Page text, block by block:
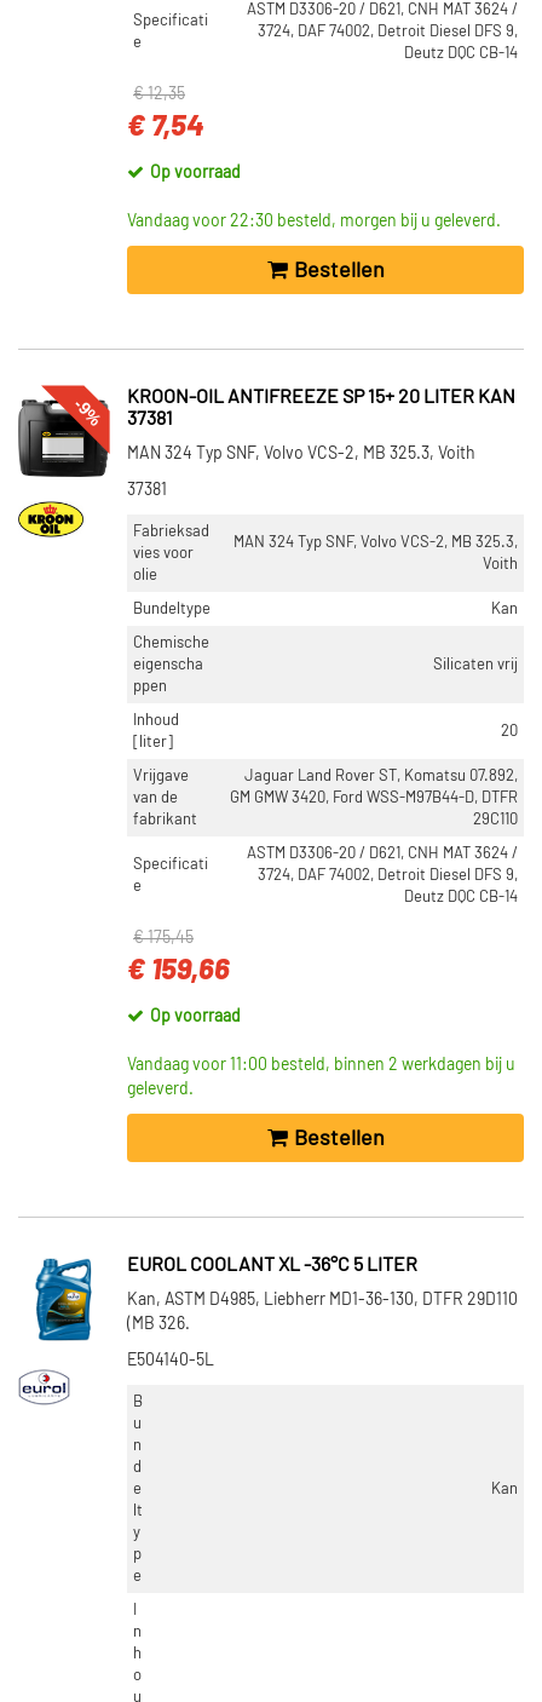
Specificati
e
ASTM D3306-20 / D621, CNH MAT 3624 /
3724, DAF 74002, Detroit Diesel DFS 9,
Deutz DQC CB-14
€ 12,35
€ 7,54
Op voorraad
Vandaag voor 22:30 besteld, morgen bij u geleverd.
Bestellen
-9%
KROON-OIL ANTIFREEZE SP 15+ 20 LITER KAN
37381
MAN 324 Typ SNF, Volvo VCS-2, MB 325.3, Voith
37381
Fabrieksad
vies voor
olie
MAN 324 Typ SNF, Volvo VCS-2, MB 325.3,
Voith
Bundeltype
Kan
Chemische
eigenscha
ppen
Silicaten vrij
Inhoud
[liter]
20
Vrijgave
van de
fabrikant
Jaguar Land Rover ST, Komatsu 07.892,
GM GMW 3420, Ford WSS-M97B44-D, DTFR
29C110
Specificati
e
ASTM D3306-20 / D621, CNH MAT 3624 /
3724, DAF 74002, Detroit Diesel DFS 9,
Deutz DQC CB-14
€ 175,45
€ 159,66
Op voorraad
Vandaag voor 11:00 besteld, binnen 2 werkdagen bij u
geleverd.
Bestellen
EUROL COOLANT XL -36°C 5 LITER
Kan, ASTM D4985, Liebherr MD1-36-130, DTFR 29D110
(MB 326.
E504140-5L
B
u
n
d
e
lt
y
p
e
Kan
n
h
o
u